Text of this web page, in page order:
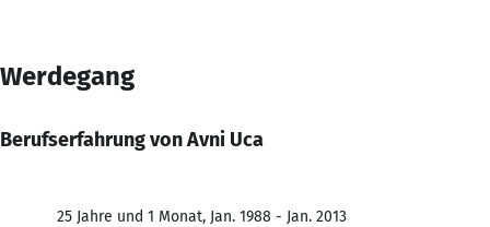
Werdegang
Berufserfahrung von Avni Uca
25 Jahre und 1 Monat, Jan. 1988 - Jan. 2013